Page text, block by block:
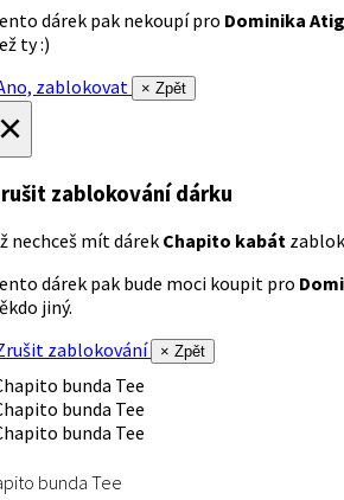
dárek pak nekoupí pro Dominika
ty :)
zablokovat
× Zpět
zablokování dárku
nechceš mít dárek Chapito kabát
dárek pak bude moci koupit pro
jiný.
zablokování
× Zpět
bunda Tee